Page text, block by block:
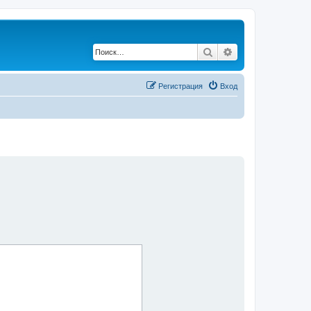
Поиск
Вход
Регистрация